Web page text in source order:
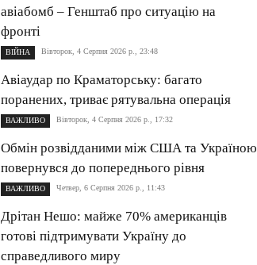
авіабомб – Генштаб про ситуацію на
фронті
ВІЙНА Вівторок, 4 Серпня 2026 р., 23:48
Авіаудар по Краматорську: багато
поранених, триває рятувальна операція
ВАЖЛИВО Вівторок, 4 Серпня 2026 р., 17:32
Обмін розвідданими між США та Україною
повернувся до попереднього рівня
ВАЖЛИВО Четвер, 6 Серпня 2026 р., 11:43
Дрітан Нешо: майже 70% американців
готові підтримувати Україну до
справедливого миру